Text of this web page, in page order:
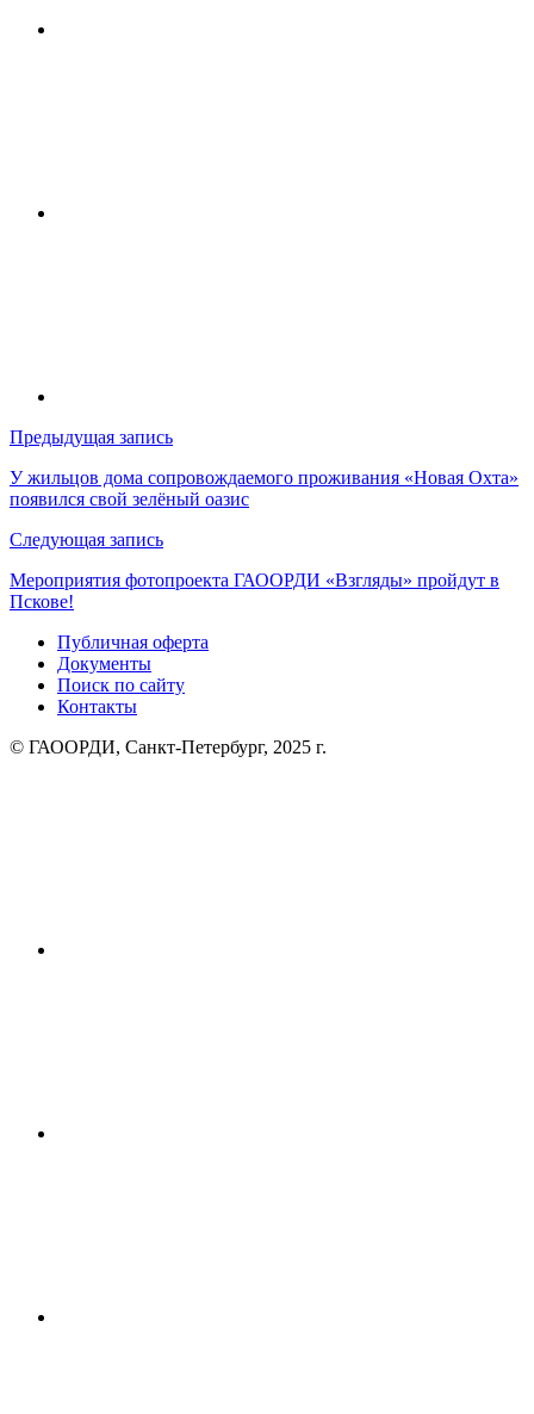
Навигация
по
записям
Предыдущая запись
У жильцов дома сопровождаемого проживания «Новая Охта»
появился свой зелёный оазис
Следующая запись
Мероприятия фотопроекта ГАООРДИ «Взгляды» пройдут в
Пскове!
Публичная оферта
Документы
Поиск по сайту
Контакты
© ГАООРДИ, Санкт-Петербург, 2025 г.